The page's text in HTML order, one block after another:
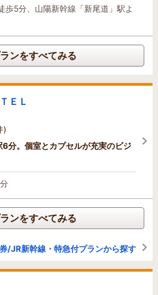
歩5分、山陽新幹線「新尾道」駅よ
ンをすべてみる
ＥＬ
)
分。個室とカプセルが充実のビジ
ンをすべてみる
/JR新幹線・特急付プランから探す